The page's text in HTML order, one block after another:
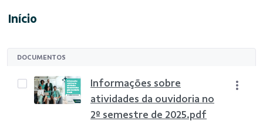
Início
DOCUMENTOS
Informações sobre
atividades da ouvidoria no
2º semestre de 2025.pdf